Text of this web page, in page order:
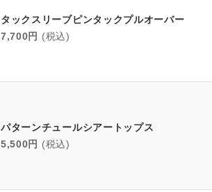
タックスリーブピンタックプルオーバー
7,700円 (税込)
パターンチュールシアートップス
5,500円 (税込)